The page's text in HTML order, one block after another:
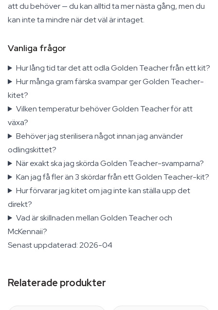
att du behöver — du kan alltid ta mer nästa gång, men du
kan inte ta mindre när det väl är intaget.
Vanliga frågor
Hur lång tid tar det att odla Golden Teacher från ett kit?
Hur många gram färska svampar ger Golden Teacher-
kitet?
Vilken temperatur behöver Golden Teacher för att
växa?
Behöver jag sterilisera något innan jag använder
odlingskittet?
När exakt ska jag skörda Golden Teacher-svamparna?
Kan jag få fler än 3 skördar från ett Golden Teacher-kit?
Hur förvarar jag kitet om jag inte kan ställa upp det
direkt?
Vad är skillnaden mellan Golden Teacher och
McKennaii?
Senast uppdaterad: 2026-04
Relaterade produkter